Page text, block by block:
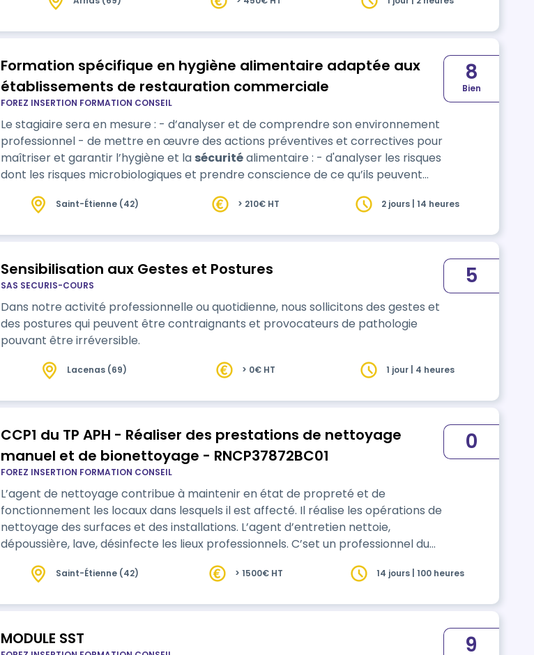
Formation spécifique en hygiène alimentaire adaptée aux
établissements de restauration commerciale
FOREZ INSERTION FORMATION CONSEIL
Le stagiaire sera en mesure : - d’analyser et de comprendre son environnement
professionnel - de mettre en œuvre des actions préventives et correctives pour
maîtriser et garantir l’hygiène et la sécuritéalimentaire : - d'analyser les risques
dont les risques microbiologiques et prendre conscience de ce qu’ils peuvent
personnels de cuisine à progresser dans leurs pratiques…
8
Bien
Saint-Étienne (42) > 210€ HT 2 jours | 14 heures
Sensibilisation aux Gestes et Postures
SAS SECURIS-COURS
Dans notre activité professionnelle ou quotidienne, nous sollicitons des gestes et
des postures qui peuvent être contraignants et provocateurs de pathologie
pouvant être irréversible.
5
Lacenas (69) > 0€ HT 1 jour | 4 heures
CCP1 du TP APH - Réaliser des prestations de nettoyage
manuel et de bionettoyage - RNCP37872BC01
FOREZ INSERTION FORMATION CONSEIL
L’agent de nettoyage contribue à maintenir en état de propreté et de
fonctionnement les locaux dans lesquels il est affecté. Il réalise les opérations de
nettoyage des surfaces et des installations. L’agent d’entretien nettoie,
dépoussière, lave, désinfecte les lieux professionnels. C’set un professionnel du
d’entretien à grande échelle. Il prend des initiatives dans le cadre des
0
Saint-Étienne (42) > 1500€ HT 14 jours | 100 heures
MODULE SST 9